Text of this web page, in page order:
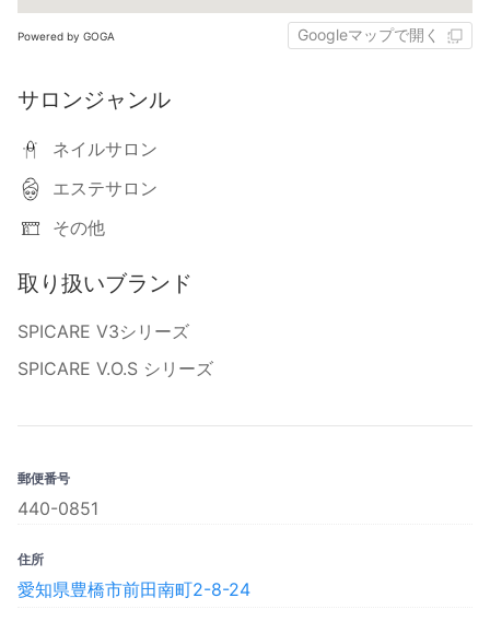
Powered by GOGA Googleマップで開く
サロンジャンル
ネイルサロン
エステサロン
その他
取り扱いブランド
SPICARE V3シリーズ
SPICARE V.O.S シリーズ
郵便番号
440-0851
住所
愛知県豊橋市前田南町2-8-24